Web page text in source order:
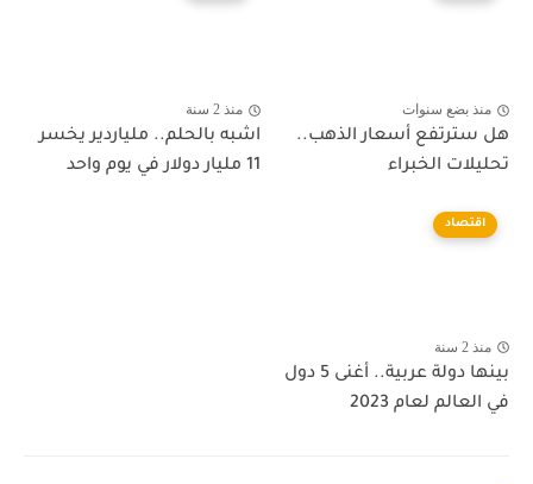
منذ بضع سنوات
هل سترتفع أسعار الذهب..
تحليلات الخبراء
منذ 2 سنة
اشبه بالحلم.. ملياردير يخسر
11 مليار دولار في يوم واحد
اقتصاد
منذ 2 سنة
بينها دولة عربية.. أغنى 5 دول
في العالم لعام 2023